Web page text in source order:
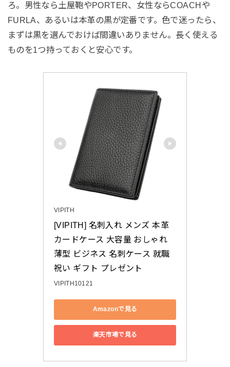
ろ。男性なら土屋鞄やPORTER、女性ならCOACHや
FURLA、あるいは本革の黒が定番です。色で迷ったら、
まずは黒を選んでおけば間違いありません。長く使える
ものを1つ持っておくと安心です。
VIPITH
[VIPITH] 名刺入れ メンズ 本革
カードケース 大容量 おしゃれ
薄型 ビジネス 名刺ケース 就職
祝い ギフト プレゼント
VIPITH10121
Amazonで見る
楽天市場で見る